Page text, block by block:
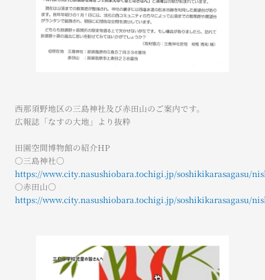
西那須野地区の三島神社及び赤田山のご案内です。
広報誌「なすの大地」より抜粋
田園空間博物館の紹介HP
〇三島神社〇
https://www.city.nasushiobara.tochigi.jp/soshikikarasagasu/
〇赤田山〇
https://www.city.nasushiobara.tochigi.jp/soshikikarasagasu/